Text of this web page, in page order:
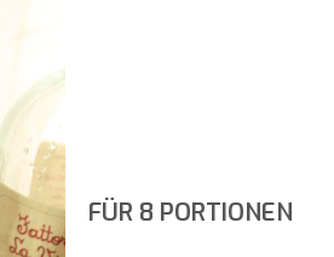
FÜR 8 PORTIONEN